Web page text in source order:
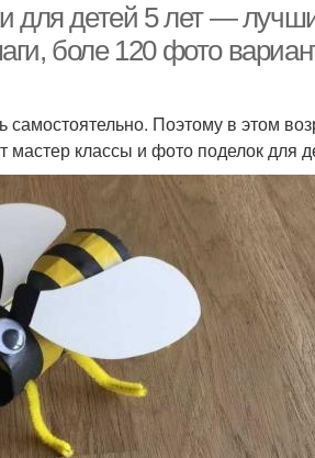
Поделки из
Поделка для мамы
для детей 5 лет —
боле 120 фото
Поэтому в этом
классы и фото поделок для